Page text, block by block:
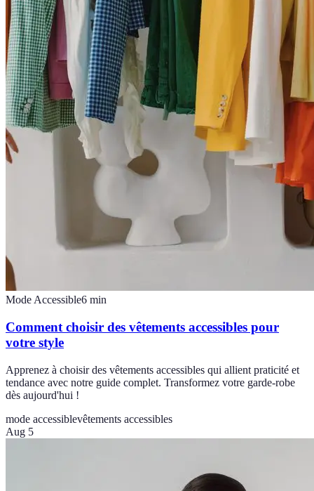
Mode Accessible6 min
Comment choisir des vêtements accessibles pour
votre style
Apprenez à choisir des vêtements accessibles qui allient praticité et
tendance avec notre guide complet. Transformez votre garde-robe
dès aujourd'hui !
mode accessiblevêtements accessibles
Aug 5